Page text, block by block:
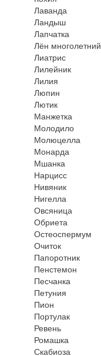
Лаванда
Ландыш
Лапчатка
Лён многолетний
Лиатрис
Лилейник
Лилия
Люпин
Лютик
Манжетка
Молодило
Молюцелла
Монарда
Мшанка
Нарцисс
Нивяник
Нигелла
Овсяница
Обриета
Остеоспермум
Очиток
Папоротник
Пенстемон
Песчанка
Петуния
Пион
Портулак
Ревень
Ромашка
Скабиоза